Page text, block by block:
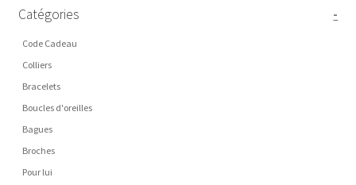
Catégories -
Code Cadeau
Colliers
Bracelets
Boucles d'oreilles
Bagues
Broches
Pour lui